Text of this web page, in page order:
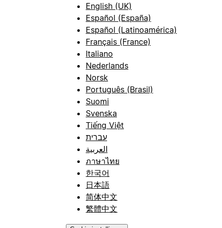
English (UK)
Español (España)
Español (Latinoamérica)
Français (France)
Italiano
Nederlands
Norsk
Português (Brasil)
Suomi
Svenska
Tiếng Việt
עברית
العربية
ภาษาไทย
한국어
日本語
简体中文
繁體中文